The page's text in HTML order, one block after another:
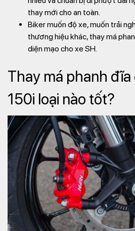
thay mới cho an toàn.
Biker muốn độ xe, muốn trải
thương hiệu khác, thay má
diện mạo cho xe SH.
Thay má phanh
150i loại nào tốt?